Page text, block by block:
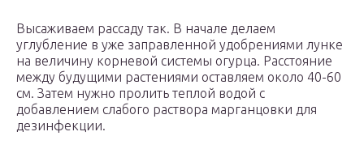
Высаживаем рассаду так. В начале делаем
углубление в уже заправленной удобрениями лунке
на величину корневой системы огурца. Расстояние
между будущими растениями оставляем около 40-60
см. Затем нужно пролить теплой водой с
добавлением слабого раствора марганцовки для
дезинфекции.